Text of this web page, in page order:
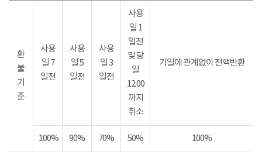
환
불
기
준
사용
일 7
일전
사용
일 5
일전
사용
일 3
일전
사용
일 1
일전
및 당
일
12:00
까지
취소
기일에 관계없이 전액반환
100% 90% 70% 50% 100%